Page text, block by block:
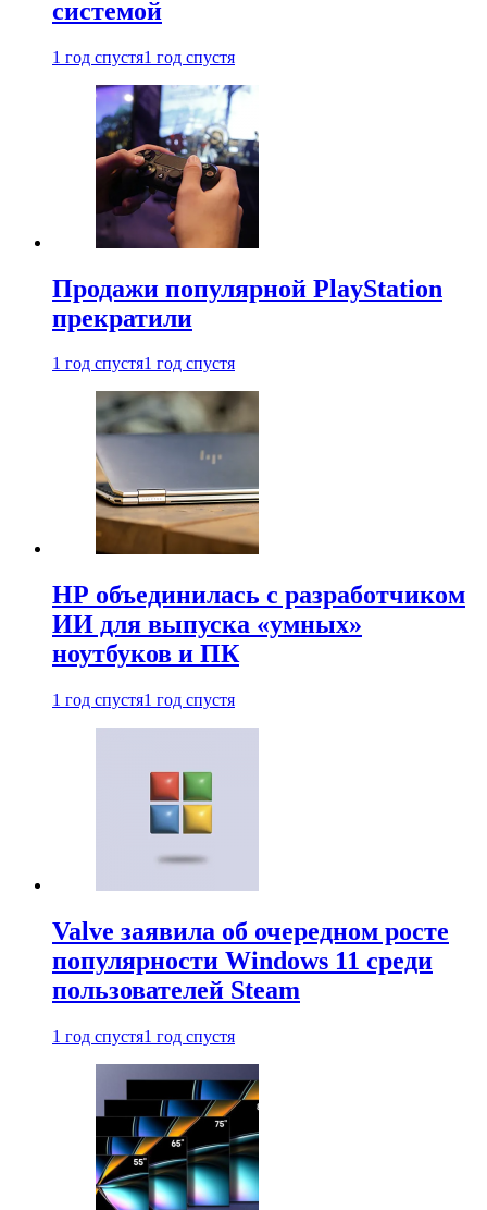
системой
1 год спустя1 год спустя
Продажи популярной PlayStation
прекратили
1 год спустя1 год спустя
HP объединилась с разработчиком
ИИ для выпуска «умных»
ноутбуков и ПК
1 год спустя1 год спустя
Valve заявила об очередном росте
популярности Windows 11 среди
пользователей Steam
1 год спустя1 год спустя